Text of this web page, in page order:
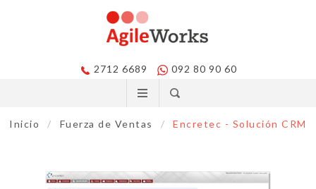
2712 6689 092 80 90 60
Inicio / Fuerza de Ventas / Encretec - Solución CRM